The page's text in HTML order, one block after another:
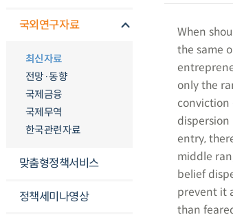
국외연구자료
최신자료
전망·동향
국제금융
국제무역
한국관련자료
맞춤형정책서비스
정책세미나영상
When
the same
only the
conviction
dispersion
entry,
middle
belief
prevent it
than